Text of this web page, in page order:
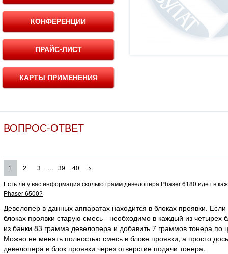
КОНФЕРЕНЦИИ
ПРАЙС-ЛИСТ
КАРТЫ ПРИМЕНЕНИЯ
ВОПРОС-ОТВЕТ
1 2 3 ... 39 40
>
Есть ли у вас информация сколько грамм девелопера Phaser 6180 идет в
Phaser 6500?
Девелопер в данных аппаратах находится в блоках проявки.
блоках проявки старую смесь - необходимо в каждый из четырех
из банки 83 грамма девелопера и добавить 7 граммов тонера по
Можно не менять полностью смесь в блоке проявки, а просто
девелопера в блок проявки через отверстие подачи тонера.